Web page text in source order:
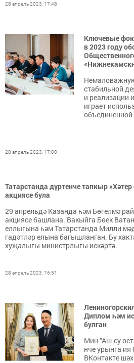
28 апрель 2023, 17:48
Ключевые
в 2023 году
стабильной
и реализации
играет
28 апрель 2023, 17:00
Татарстанда дүртенче тапкыр
акциясе була
29 апрельдә Казанда һәм Бөгелмә
акциясе башлана. Вакыйга Бөек
еллыгына һәм Татарстанда Милли
гадәтләр елына багышланган. Бу
хуҗалыгы министрлыгы искәртә.
28 апрель 2023, 16:51
Диплом һәм
булган
Мин “Аш-су
нче урынга ия
ВКонтакте